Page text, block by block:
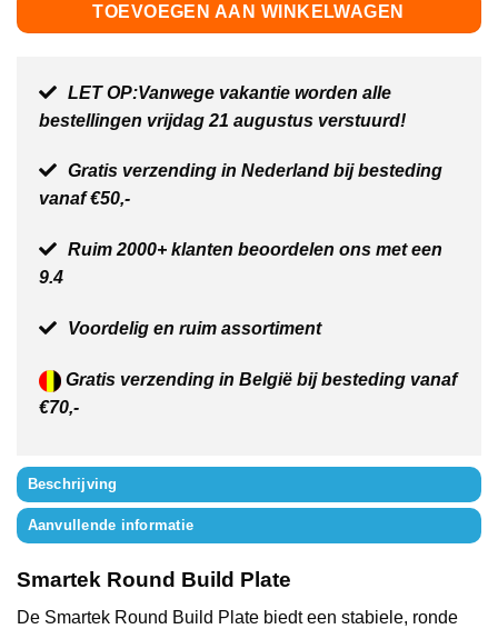
TOEVOEGEN AAN WINKELWAGEN
LET OP:Vanwege vakantie worden alle
bestellingen vrijdag 21 augustus verstuurd!
Gratis verzending in Nederland bij besteding
vanaf €50,-
Ruim 2000+ klanten beoordelen ons met een
9.4
Voordelig en ruim assortiment
Gratis verzending in België bij besteding vanaf
€70,-
Beschrijving
Aanvullende informatie
Smartek Round Build Plate
De Smartek Round Build Plate biedt een stabiele, ronde